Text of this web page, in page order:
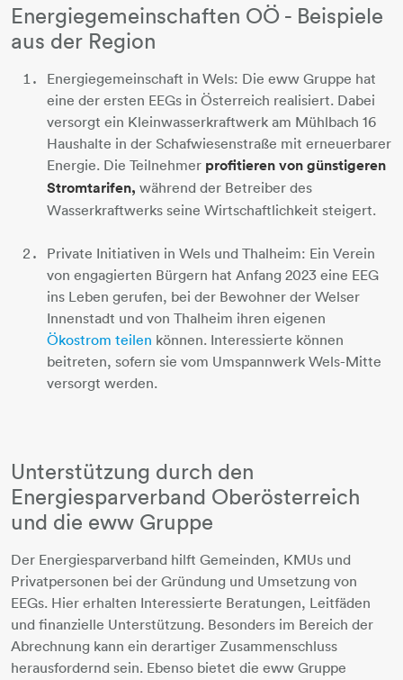
Energiegemeinschaften OÖ - Beispiele
aus der Region
Energiegemeinschaft in Wels: Die eww Gruppe hat
eine der ersten EEGs in Österreich realisiert. Dabei
versorgt ein Kleinwasserkraftwerk am Mühlbach 16
Haushalte in der Schafwiesenstraße mit erneuerbarer
Energie. Die Teilnehmer profitieren von günstigeren
Stromtarifen, während der Betreiber des
Wasserkraftwerks seine Wirtschaftlichkeit steigert.
Private Initiativen in Wels und Thalheim: Ein Verein
von engagierten Bürgern hat Anfang 2023 eine EEG
ins Leben gerufen, bei der Bewohner der Welser
Innenstadt und von Thalheim ihren eigenen
Ökostrom teilen können. Interessierte können
beitreten, sofern sie vom Umspannwerk Wels-Mitte
versorgt werden.
Unterstützung durch den
Energiesparverband Oberösterreich
und die eww Gruppe
Der Energiesparverband hilft Gemeinden, KMUs und
Privatpersonen bei der Gründung und Umsetzung von
EEGs. Hier erhalten Interessierte Beratungen, Leitfäden
und finanzielle Unterstützung. Besonders im Bereich der
Abrechnung kann ein derartiger Zusammenschluss
herausfordernd sein. Ebenso bietet die eww Gruppe